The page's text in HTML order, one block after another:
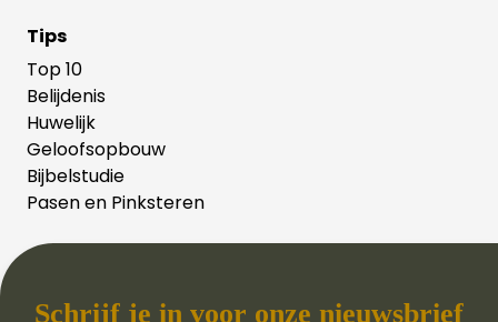
Tips
Top 10
Belijdenis
Huwelijk
Geloofsopbouw
Bijbelstudie
Pasen en Pinksteren
Schrijf je in voor onze nieuwsbrief